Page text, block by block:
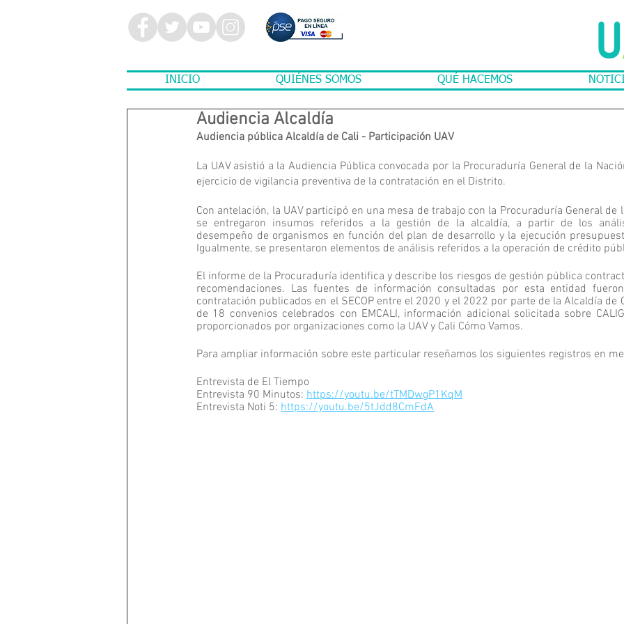
INICIO QUIÉNES SOMOS QUÉ HACEMOS
Audiencia Alcaldía
Audiencia pública Alcaldía de Cali - Participación UAV
La UAV asistió a la Audiencia Pública convocada por la Procuraduría General de la
ejercicio de vigilancia preventiva de la contratación en el Distrito.
Con antelación, la UAV participó en una mesa de trabajo con la Procuraduría General de
se entregaron insumos referidos a la gestión de la alcaldía, a partir de los
desempeño de organismos en función del plan de desarrollo y la ejecución
Igualmente, se presentaron elementos de análisis referidos a la operación de crédito
El informe de la Procuraduría identifica y describe los riesgos de gestión pública
recomendaciones. Las fuentes de información consultadas por esta entidad
contratación publicados en el SECOP entre el 2020 y el 2022 por parte de la Alcaldía de
de 18 convenios celebrados con EMCALI, información adicional solicitada sobre
proporcionados por organizaciones como la UAV y Cali Cómo Vamos.
Para ampliar información sobre este particular reseñamos los siguientes registros en
Entrevista de El Tiempo
Entrevista 90 Minutos: https://youtu.be/tTMDwgP1KqM
Entrevista Noti 5: https://youtu.be/5tJdd8CmFdA